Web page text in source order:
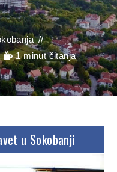
1 minut čitanja
u Sokobanji